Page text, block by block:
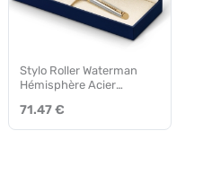
Stylo Roller Waterman
Hémisphère Acier
Coffret Cadeau
71.47 €